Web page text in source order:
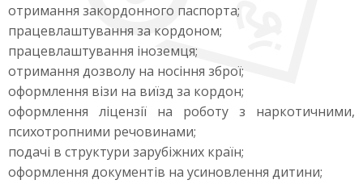
отримання закордонного паспорта;
працевлаштування за кордоном;
працевлаштування іноземця;
отримання дозволу на носіння зброї;
оформлення візи на виїзд за кордон;
оформлення ліцензії на роботу з наркотичними,
психотропними речовинами;
подачі в структури зарубіжних країн;
оформлення документів на усиновлення дитини;